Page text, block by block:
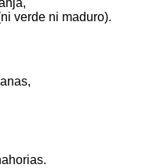
verde ni maduro).